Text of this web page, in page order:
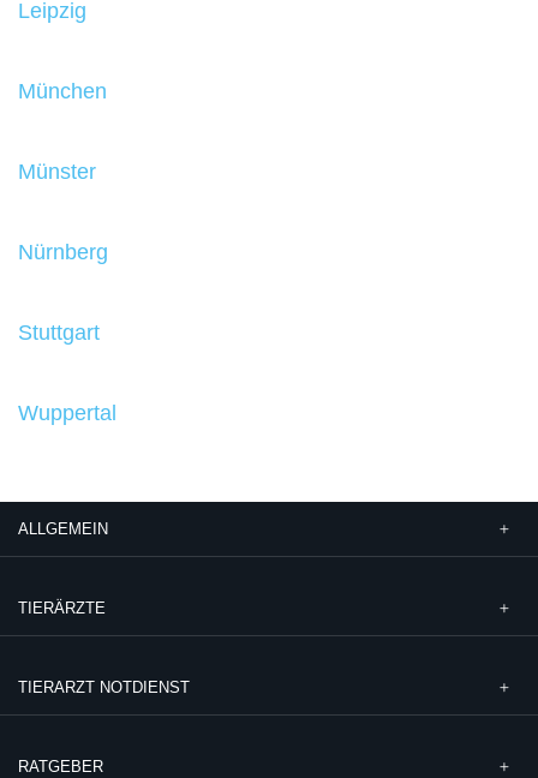
Leipzig
München
Münster
Nürnberg
Stuttgart
Wuppertal
ALLGEMEIN
TIERÄRZTE
TIERARZT NOTDIENST
RATGEBER